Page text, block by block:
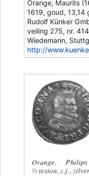
Orange, Maurits
1619, goud, 13,14
Rudolf Künker
veiling 275, nr.
Wiedemann,
http://